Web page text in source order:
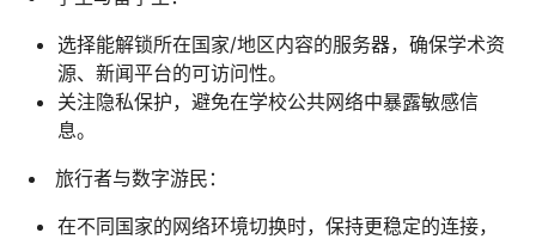
选择能解锁所在国家/地区内容的服务器，确保学术资
源、新闻平台的可访问性。
关注隐私保护，避免在学校公共网络中暴露敏感信
息。
旅行者与数字游民：
在不同国家的网络环境切换时，保持更稳定的连接，